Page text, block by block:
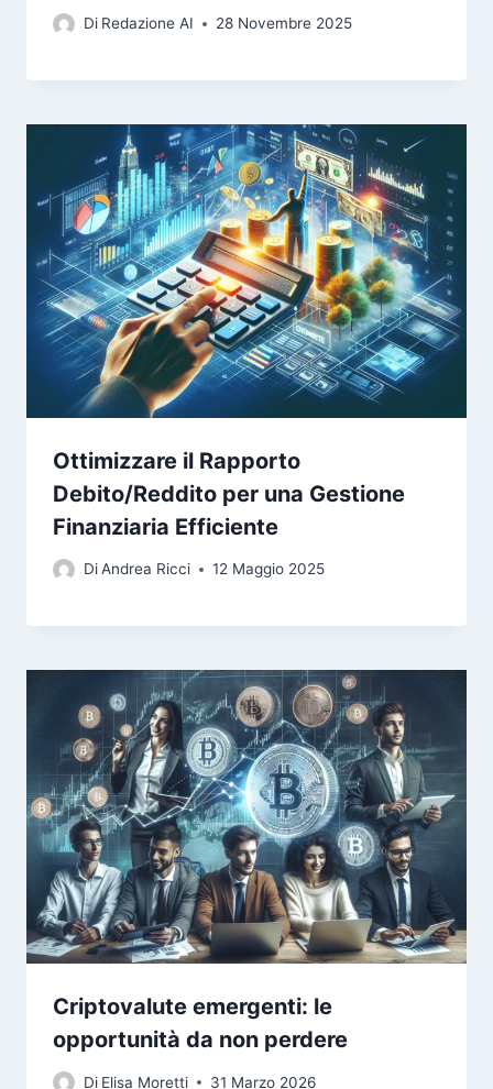
Di Redazione AI 28 Novembre 2025
Ottimizzare il Rapporto
Debito/Reddito per una Gestione
Finanziaria Efficiente
DiAndrea Ricci 12 Maggio 2025
Criptovalute emergenti: le
opportunità da non perdere
Di Elisa Moretti 31 Marzo 2026